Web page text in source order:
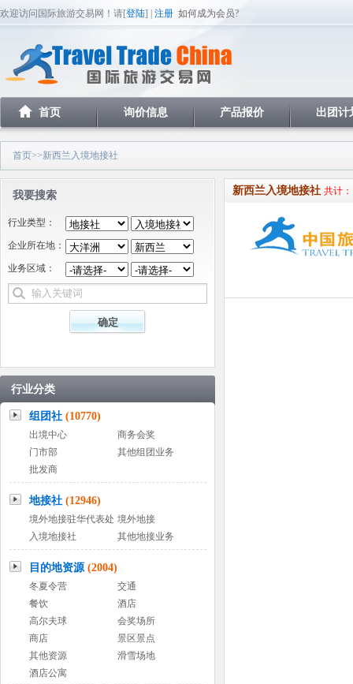
欢迎访问国际旅游交易网！请[登陆] | 注册 如何成为会员?
首页 询价信息 产品报价 出团计
首页>>新西兰入境地接社
我要搜索
行业类型：
企业所在地：
业务区域：
行业分类
组团社 (10770)
出境中心
商务会奖
门市部
其他组团业务
批发商
地接社 (12946)
境外地接驻华代表处 境外地接
入境地接社
其他地接业务
目的地资源 (2004)
冬夏令营
交通
餐饮
酒店
高尔夫球
会奖场所
商店
景区景点
其他资源
滑雪场地
酒店公寓
新西兰入境地接社 共计